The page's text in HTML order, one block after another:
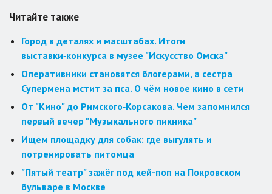
Читайте также
Город в деталях и масштабах. Итоги
выставки‑конкурса в музее "Искусство Омска"
Оперативники становятся блогерами, а сестра
Супермена мстит за пса. О чём новое кино в сети
От "Кино" до Римского‑Корсакова. Чем запомнился
первый вечер "Музыкального пикника"
Ищем площадку для собак: где выгулять и
потренировать питомца
"Пятый театр" зажёг под кей-поп на Покровском
бульваре в Москве